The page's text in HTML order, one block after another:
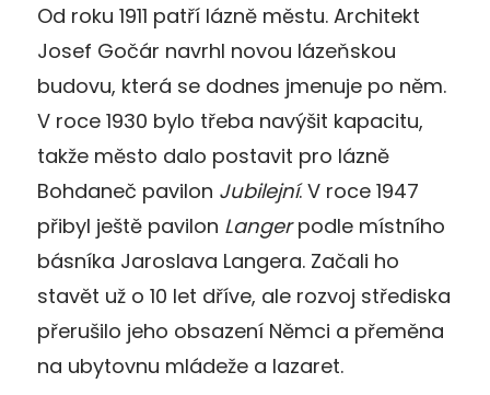
Od roku 1911 patří lázně městu. Architekt
Josef Gočár navrhl novou lázeňskou
budovu, která se dodnes jmenuje po něm.
V roce 1930 bylo třeba navýšit kapacitu,
takže město dalo postavit pro lázně
Bohdaneč pavilon Jubilejní. V roce 1947
přibyl ještě pavilon Langerpodle místního
básníka Jaroslava Langera. Začali ho
stavět už o 10 let dříve, ale rozvoj střediska
přerušilo jeho obsazení Němci a přeměna
na ubytovnu mládeže a lazaret.